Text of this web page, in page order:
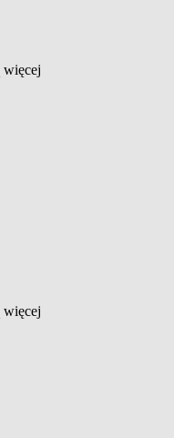
więcej
więcej